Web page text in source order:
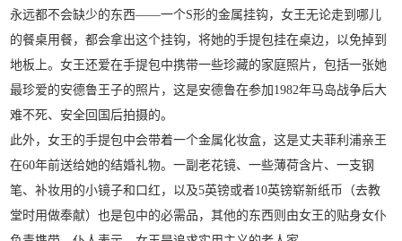
永远都不会缺少的东西——一个S形的金属挂钩，女王无论走到哪儿
的餐桌用餐，都会拿出这个挂钩，将她的手提包挂在桌边，以免掉到
地板上。女王还爱在手提包中携带一些珍藏的家庭照片，包括一张她
最珍爱的安德鲁王子的照片，这是安德鲁在参加1982年马岛战争后大
难不死、安全回国后拍摄的。
此外，女王的手提包中会带着一个金属化妆盒，这是丈夫菲利浦亲王
在60年前送给她的结婚礼物。一副老花镜、一些薄荷含片、一支钢
笔、补妆用的小镜子和口红，以及5英镑或者10英镑崭新纸币（去教
堂时用做奉献）也是包中的必需品，其他的东西则由女王的贴身女仆